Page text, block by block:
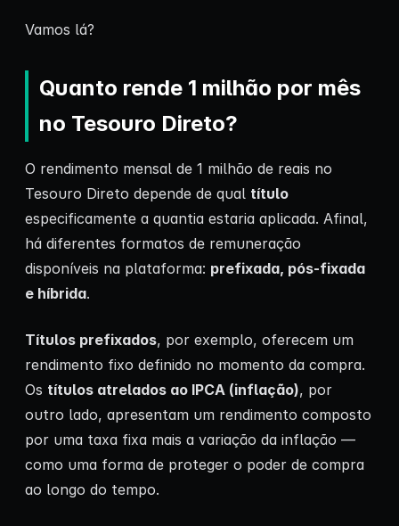
Vamos lá?
Quanto rende 1 milhão por mês
no Tesouro Direto?
O rendimento mensal de 1 milhão de reais no
Tesouro Direto depende de qual título
especificamente a quantia estaria aplicada. Afinal,
há diferentes formatos de remuneração
disponíveis na plataforma: prefixada, pós-fixada
e híbrida.
Títulos prefixados, por exemplo, oferecem um
rendimento fixo definido no momento da compra.
Os títulos atrelados ao IPCA (inflação), por
outro lado, apresentam um rendimento composto
por uma taxa fixa mais a variação da inflação —
como uma forma de proteger o poder de compra
ao longo do tempo.